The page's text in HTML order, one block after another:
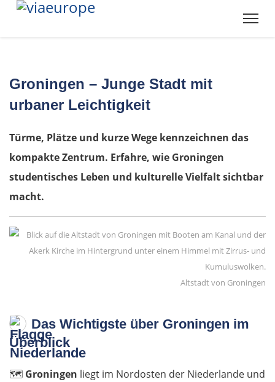
Groningen – Junge Stadt mit
urbaner Leichtigkeit
Türme, Plätze und kurze Wege kennzeichnen das
kompakte Zentrum. Erfahre, wie Groningen
studentisches Leben und kulturelle Vielfalt sichtbar
macht.
Altstadt von Groningen
Das Wichtigste über Groningen im
Überblick
🗺️ Groningen liegt im Nordosten der Niederlande und